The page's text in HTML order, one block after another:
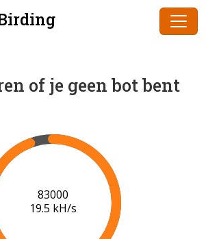
of je geen bot bent
86000
19.6 kH/s